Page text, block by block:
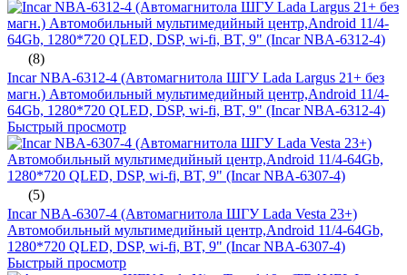
(8)
Incar NBA-6312-4 (Автомагнитола ШГУ Lada Largus 21+ без
магн.) Автомобильный мультимедийный центр,Android 11/4-
64Gb, 1280*720 QLED, DSP, wi-fi, BT, 9" (Incar NBA-6312-4)
Быстрый просмотр
(5)
Incar NBA-6307-4 (Автомагнитола ШГУ Lada Vesta 23+)
Автомобильный мультимедийный центр,Android 11/4-64Gb,
1280*720 QLED, DSP, wi-fi, BT, 9" (Incar NBA-6307-4)
Быстрый просмотр